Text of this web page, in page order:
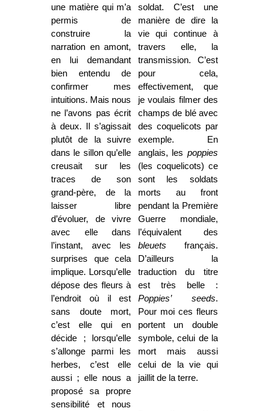
une matière qui m’a
permis de
construire la
narration en amont,
en lui demandant
bien entendu de
confirmer mes
intuitions. Mais nous
ne l’avons pas écrit
à deux. Il s’agissait
plutôt de la suivre
dans le sillon qu’elle
creusait sur les
traces de son
grand-père, de la
laisser libre
d’évoluer, de vivre
avec elle dans
l’instant, avec les
surprises que cela
implique. Lorsqu’elle
dépose des fleurs à
l’endroit où il est
sans doute mort,
c’est elle qui en
décide ; lorsqu’elle
s’allonge parmi les
herbes, c’est elle
aussi ; elle nous a
proposé sa propre
sensibilité et nous
soldat. C’est une
manière de dire la
vie qui continue à
travers elle, la
transmission. C’est
pour cela,
effectivement, que
je voulais filmer des
champs de blé avec
des coquelicots par
exemple. En
anglais, les poppies
(les coquelicots) ce
sont les soldats
morts au front
pendant la Première
Guerre mondiale,
l’équivalent des
bleuets français.
D’ailleurs la
traduction du titre
est très belle :
Poppies’ seeds.
Pour moi ces fleurs
portent un double
symbole, celui de la
mort mais aussi
celui de la vie qui
jaillit de la terre.